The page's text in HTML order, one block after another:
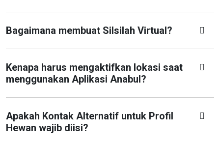
Bagaimana membuat Silsilah Virtual?
Kenapa harus mengaktifkan lokasi saat
menggunakan Aplikasi Anabul?
Apakah Kontak Alternatif untuk Profil
Hewan wajib diisi?